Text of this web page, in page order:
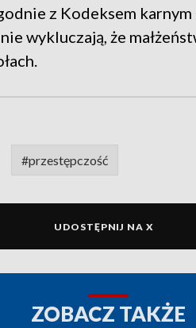
z Kodeksem karnym
wykluczają, że
#przestępczość
UDOSTĘPNIJ NA X
ZOBACZ TAKŻE